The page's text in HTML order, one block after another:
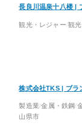
長良川温泉十八楼 |
観光・レジャー 観
株式会社TKS | ブラ
製造業 金属・鉄鋼
山県市